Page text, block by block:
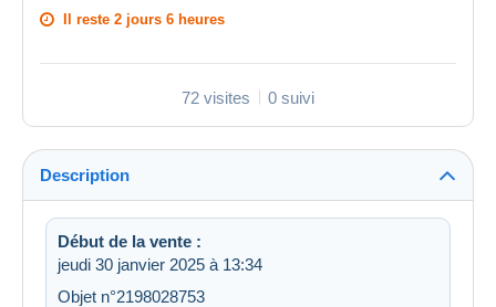
Il reste 2 jours 6 heures
72 visites 0 suivi
Description
Début de la vente :
jeudi 30 janvier 2025 à 13:34
Objet n°2198028753